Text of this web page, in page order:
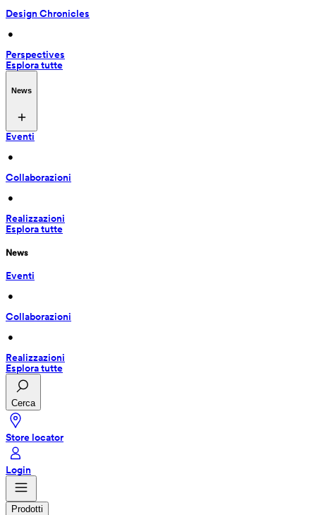
Design Chronicles
•
Perspectives
Esplora tutte
News
Eventi
•
Collaborazioni
•
Realizzazioni
Esplora tutte
News
Eventi
•
Collaborazioni
•
Realizzazioni
Esplora tutte
Cerca
Store locator
Login
Prodotti